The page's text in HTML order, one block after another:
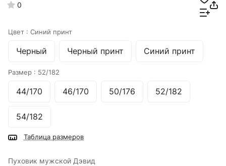
0
Цвет : Синий принт
Черный Черный принт Синий принт
Размер : 52/182
44/170 46/170 50/176 52/182
54/182
Таблица размеров
Пуховик мужской Дэвид